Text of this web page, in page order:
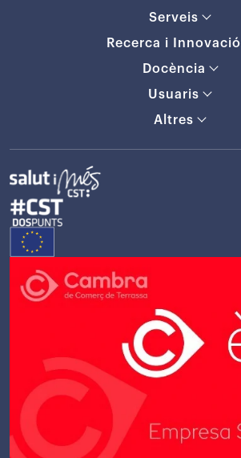
Serveis
Recerca i Innovació
Docència
Usuaris
Altres